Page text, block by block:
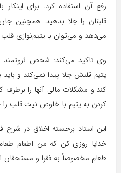
رفع آن استفاده کرد. برای اینکار
قلبتان را جلا بدهید. همچنین
می‌دهد و می‌توان با یتیم‌نوازی قلب
وی تاکید می‌کند: شخص
یتیم قلبش جلا پیدا نمی‌کند و باید
کند و مشکلات مالی آنها را
کردن به یتیم با خلوص نیت قلب
این استاد برجسته اخلاق در شرح
خدایا روزی کن که من اطعام
طعام مخصوصاً به فقرا و مستحقان